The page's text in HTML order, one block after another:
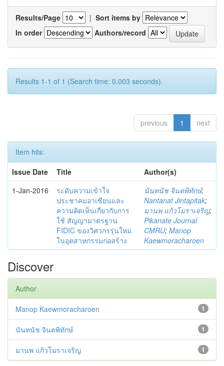
Results/Page | Sort items by
In order
Authors/record
Results 1-1 of 1 (Search time: 0.003 seconds).
previous 1 next
Item hits:
Issue Date
Title
Author(s)
1-Jan-2016
ระดับความเข้าใจ
ประชาคมอาเซียนและ
ความคิดเห็นเกี่ยวกับการ
ใช้ สัญญามาตรฐาน
FIDIC ของวิศวกรรุ่นใหม่
ในอุตสาหกรรมก่อสร้าง
นันทนัช จินตพิทักษ์;
Nantanat Jintapitak;
มานพ แก้วโมราเจริญ;
Pikanate Journal
CMRU; Manop
Kaewmoracharoen
Discover
Author
1
Manop Kaewmoracharoen
1
นันทนัช จินตพิทักษ์
1
มานพ แก้วโมราเจริญ